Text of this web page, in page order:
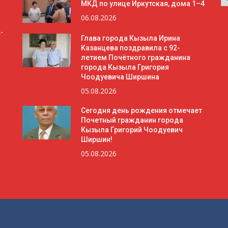
МКД по улице Иркутская, дома 1–4
06.08.2026
Глава города Кызыла Ирина
Казанцева поздравила с 92-
летием Почётного гражданина
города Кызыла Григория
Чоодуевича Ширшина
05.08.2026
Сегодня день рождения отмечает
Почетный гражданин города
Кызыла Григорий Чоодуевич
Ширшин!
05.08.2026